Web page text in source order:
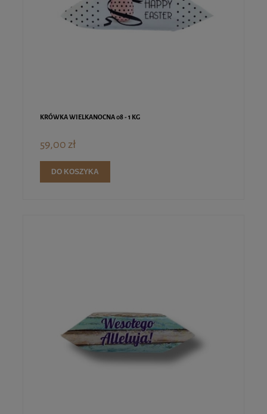
KRÓWKA WIELKANOCNA 08 - 1 KG
59,00 zł
DO KOSZYKA